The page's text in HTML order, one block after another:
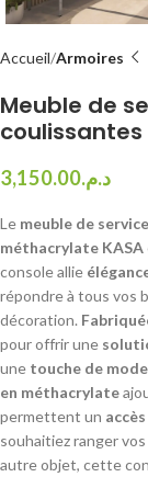
Accueil Armoires
Meuble de
coulissantes
د.م.3,150.00
Le meuble de
méthacrylate KASA
console allie
répondre à tous vos
décoration.
pour offrir une
une touche de
en méthacrylate
permettent un
souhaitiez ranger
autre objet, cette